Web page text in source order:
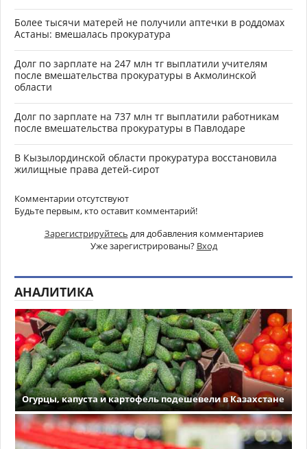
Более тысячи матерей не получили аптечки в роддомах
Астаны: вмешалась прокуратура
Долг по зарплате на 247 млн тг выплатили учителям
после вмешательства прокуратуры в Акмолинской
области
Долг по зарплате на 737 млн тг выплатили работникам
после вмешательства прокуратуры в Павлодаре
В Кызылординской области прокуратура восстановила
жилищные права детей-сирот
Комментарии отсутствуют
Будьте первым, кто оставит комментарий!
Зарегистрируйтесь для добавления комментариев
Уже зарегистрированы? Вход
АНАЛИТИКА
Огурцы, капуста и картофель подешевели в Казахстане